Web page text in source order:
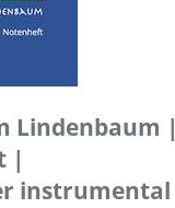
Lindenbaum |
|
instrumental